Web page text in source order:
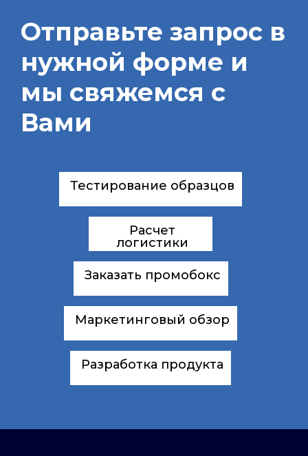
Отправьте запрос в
нужной форме и
мы свяжемся с
Вами
Тестирование образцов
Расчет
логистики
Заказать промобокс
Маркетинговый обзор
Разработка продукта